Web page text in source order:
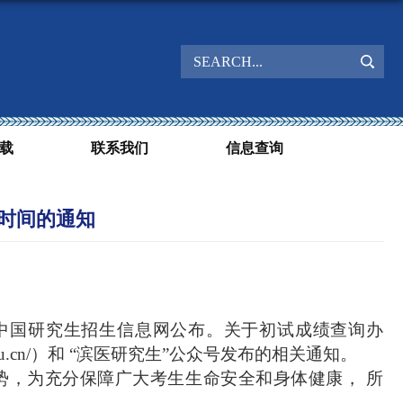
联系我们 信息查询
间的通知
研究生招生信息网公布。关于初试成绩查询办
）和 “滨医研究生”公众号发布的相关通知。
，为充分保障广大考生生命安全和身体健康， 所